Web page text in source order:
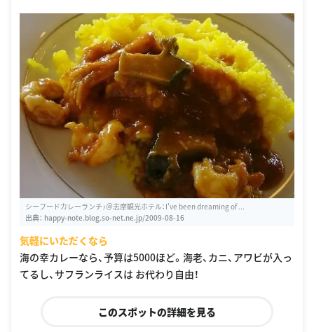
シーフードカレーランチ♪＠志摩観光ホテル：I've been dreaming of ...
出典： happy-note.blog.so-net.ne.jp/2009-08-16
気軽にいただくなら
海の幸カレーなら、予算は5000ほど。海老、カニ、アワビが入っ
てるし、サフランライスは お代わり自由！
このスポットの詳細を見る